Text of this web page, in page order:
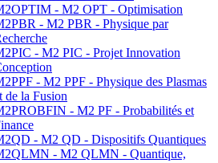
- M2 OPT - Optimisation
- M2 PBR - Physique par
- M2 PIC - Projet Innovation
- M2 PPF - Physique des Plasmas
de la Fusion
- M2 PF - Probabilités et
- M2 QD - Dispositifs Quantiques
- M2 QLMN - Quantique,